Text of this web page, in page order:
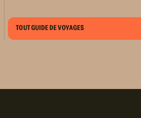
TOUT GUIDE DE VOYAGES